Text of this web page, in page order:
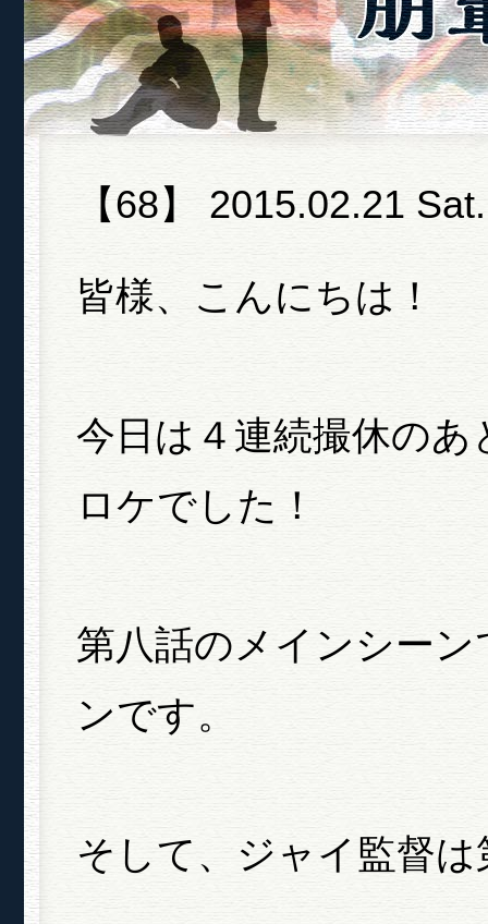
【68】 2015.02.21 Sat.
皆様、こんにちは！
今日は４連続撮休の
ロケでした！
第八話のメインシー
ンです。
そして、ジャイ監督